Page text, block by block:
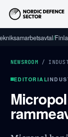
/Finland og
NEWSROOM /
EDITORIAL